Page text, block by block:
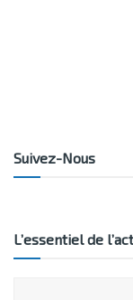
Suivez-Nous
L’essentiel de